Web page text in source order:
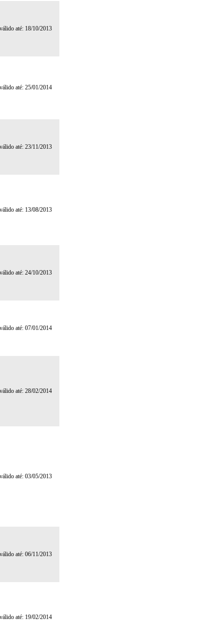
até: 18/10/2013
até: 25/01/2014
até: 23/11/2013
até: 13/08/2013
até: 24/10/2013
até: 07/01/2014
até: 28/02/2014
até: 03/05/2013
até: 06/11/2013
até: 19/02/2014